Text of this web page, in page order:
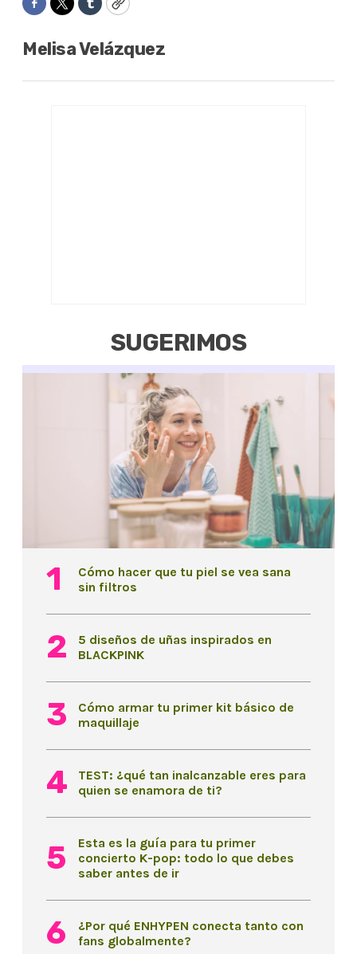
Facebook
TwitterTumblrCopy
Melisa Velázquez
SUGERIMOS
Cómo hacer que tu piel se vea sana
sin filtros
5 diseños de uñas inspirados en
BLACKPINK
Cómo armar tu primer kit básico de
maquillaje
TEST: ¿qué tan inalcanzable eres para
quien se enamora de ti?
Esta es la guía para tu primer
concierto K-pop: todo lo que debes
saber antes de ir
¿Por qué ENHYPEN conecta tanto con
fans globalmente?